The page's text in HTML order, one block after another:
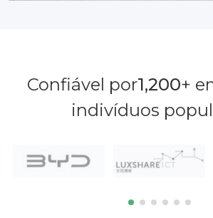
Confiável por1,200+
indivíduos